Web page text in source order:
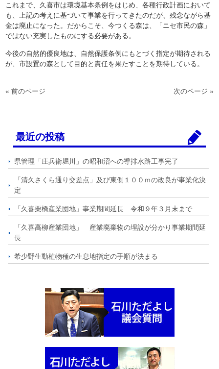
これまで、久喜市は環境基本条例をはじめ、各種行政計画において
も、上記の考えに基づいて事業を行ってきたのだが、残念ながら基
金は廃止になった。だからこそ、今つくる森は、「ニセ市民の森」
ではない充実したものにする必要がある。
今後の自然的優良地は、自然保護条例にもとづく指定が期待される
が、市設置の森として目的と責任を果たすことを期待している。
« 前のページ 次のページ »
最近の投稿
県管理「庄兵衛堀川」の昭和沼への導排水路工事完了
「清久さくら通り交差点」及び東側１００ｍの改良が事業化決
定
「久喜栗橋産業団地」事業期間延長 令和９年３月末まで
「久喜高柳産業団地」 産業廃棄物の埋設が分かり事業期間延
長
希少野生動植物種の生息地指定の手順が決まる